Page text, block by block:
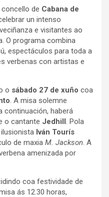
concello de Cabana de
un intenso
e visitantes ao
O programa combina
espectáculos para toda a
verbenas con artistas e
o sábado 27 de xuño coa
. A misa solemne
continuación, haberá
o cantante Jedhill. Pola
Iván Tourís
de maxia M. Jackson. A
amenizada por
coa festividade de
ás 12.30 horas,